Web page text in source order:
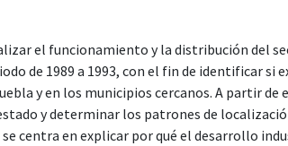
el funcionamiento y la distribución del
de 1989 a 1993, con el fin de identificar si
y en los municipios cercanos. A partir de
y determinar los patrones de
centra en explicar por qué el desarrollo